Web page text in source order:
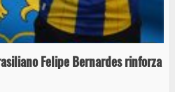
Felipe Bernardes rinforza